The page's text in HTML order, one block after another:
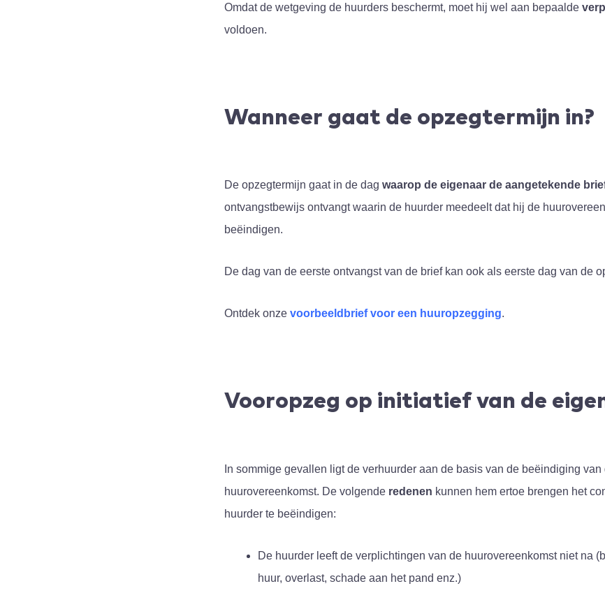
Omdat de wetgeving de huurders beschermt, moet hij wel aan bepaalde
voldoen.
Wanneer gaat de opzegtermijn in?
De opzegtermijn gaat in de dagwaarop de eigenaar de aangetekende
ontvangstbewijs ontvangt waarin de huurder meedeelt dat hij de
beëindigen.
De dag van de eerste ontvangst van de brief kan ook als eerste dag van de
Ontdek onzevoorbeeldbrief voor een huuropzegging.
Vooropzeg op initiatief van de
In sommige gevallen ligt de verhuurder aan de basis van de beëindiging van
huurovereenkomst. De volgende redenen kunnen hem ertoe brengen het
huurder te beëindigen:
De huurder leeft de verplichtingen van de huurovereenkomst niet na
huur, overlast, schade aan het pand enz.)